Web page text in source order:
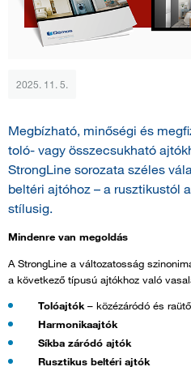
2025. 11. 5.
Megbízható, minőségi és
toló- vagy összecsukható
StrongLine sorozata széles
beltéri ajtóhoz – a rusztikustól
stílusig.
Mindenre van megoldás
A StrongLine a változatosság
a következő típusú ajtókhoz való
Tolóajtók– közézáródó és
Harmonikaajtók
Síkba záródó ajtók
Rusztikus beltéri ajtók